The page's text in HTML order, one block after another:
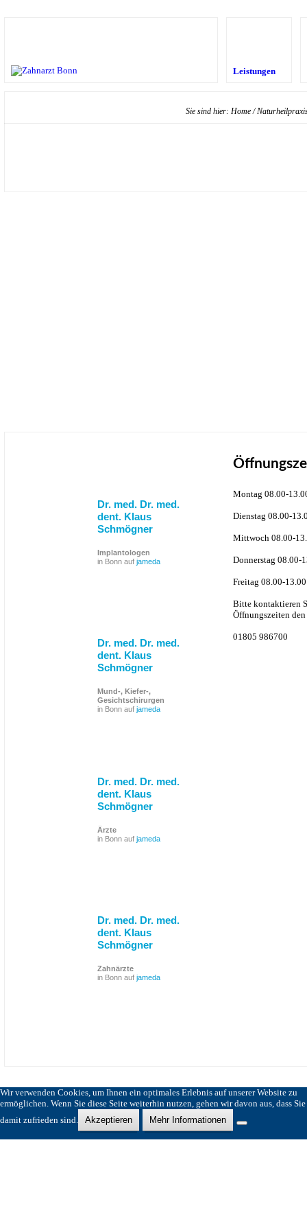
Leistungen
Sie sind hier: Home/
Dr. med. Dr. med.
dent. Klaus
Schmögner
Implantologen
in Bonn auf jameda
Dr. med. Dr. med.
dent. Klaus
Schmögner
Mund-, Kiefer-,
Gesichtschirurgen
in Bonn auf jameda
Dr. med. Dr. med.
dent. Klaus
Schmögner
Ärzte
in Bonn auf jameda
Dr. med. Dr. med.
dent. Klaus
Schmögner
Zahnärzte
in Bonn auf jameda
Montag 08.00-
Dienstag 08.00-
Mittwoch 08.00-
Donnerstag 08.00-
Freitag 08.00-
Bitte kontaktieren
Öffnungszeiten
01805 986700
Wir verwenden Cookies, um Ihnen ein optimales Erlebnis auf unserer Website zu
ermöglichen. Wenn Sie diese Seite weiterhin nutzen, gehen wir davon aus, dass Sie
damit zufrieden sind.
Akzeptieren Mehr Informationen